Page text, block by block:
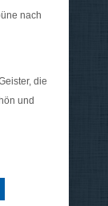
nach
die
und